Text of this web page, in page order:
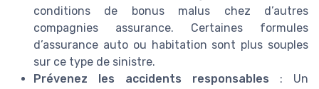
conditions de bonus malus chez d’autres
compagnies assurance. Certaines formules
d’assurance auto ou habitation sont plus souples
sur ce type de sinistre.
Prévenez les accidents responsables : Un